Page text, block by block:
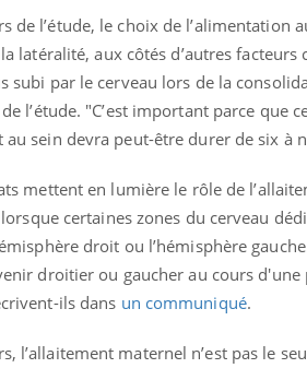
de l’étude, le choix de
latéralité, aux côtés d’autres
subi par le cerveau lors de la
l’étude. "C’est important parce que
sein devra peut-être durer de six à
mettent en lumière le rôle de
certaines zones du cerveau
droit ou l’hémisphère
droitier ou gaucher au cours
ils dans un communiqué.
l’allaitement maternel n’est pas le
personnes atteintes de
c'est une période de questions, de
...